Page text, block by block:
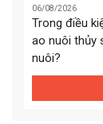
06/08/2026
Trong điều
ao nuôi thủy
nuôi?